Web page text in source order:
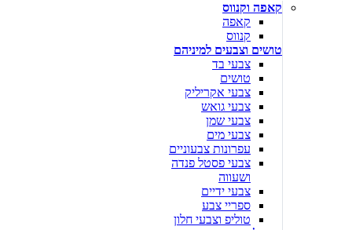
קאפה וקנווס
קאפה
קנווס
טושים וצבעים למיניהם
צבעי בד
טושים
צבעי אקריליק
צבעי גואש
צבעי שמן
צבעי מים
עפרונות צבעוניים
צבעי פסטל פנדה
ושעווה
צבעי ידיים
ספריי צבע
טוליפ וצבעי חלון